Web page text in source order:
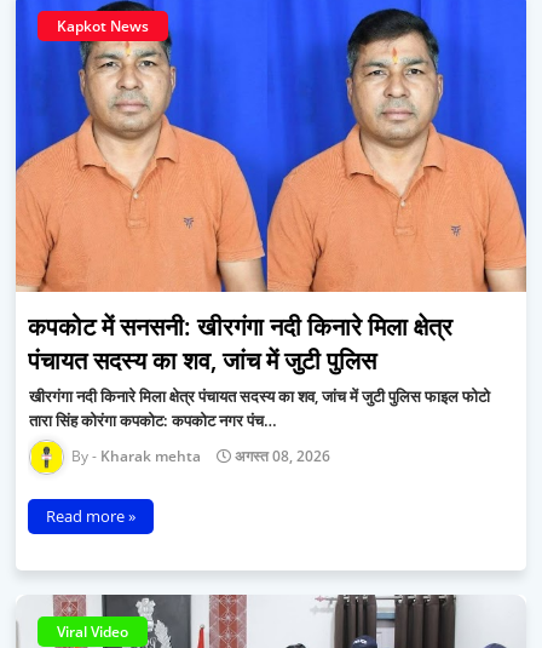
Kapkot News
कपकोट में सनसनी: खीरगंगा नदी किनारे मिला क्षेत्र
पंचायत सदस्य का शव, जांच में जुटी पुलिस
खीरगंगा नदी किनारे मिला क्षेत्र पंचायत सदस्य का शव, जांच में जुटी पुलिस फाइल फोटो
तारा सिंह कोरंगा कपकोट: कपकोट नगर पंच…
Kharak mehta अगस्त 08, 2026
Read more »
Viral Video